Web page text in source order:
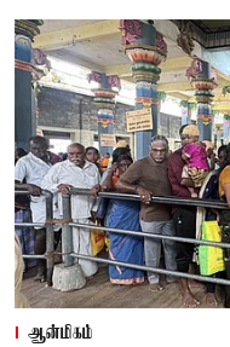
ஆன்மிகம்